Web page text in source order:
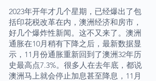
2023年开年才几个星期，已经爆出了包
括印花税改革在内，澳洲经济和房市，
好几个爆炸性新闻。这不又来了。澳洲
通胀在10月稍有下降之后，最新数据显
示，11月份通胀重新回到了澳洲32年历
史最高点7.3%。很多人在去年底，都说
澳洲马上就会停止加息甚至降息，11月